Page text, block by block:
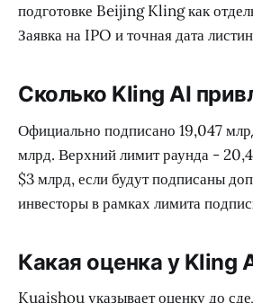
подготовке Beijing Kling как
Заявка на IPO и точная дата
Сколько Kling AI
Официально подписано 19,047
млрд. Верхний лимит раунда -
$3 млрд, если будут подписаны
инвесторы в рамках лимита
Какая оценка у Kling
Kuaishou указывает оценку до